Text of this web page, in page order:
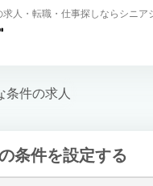
人・転職・仕事探しならシニア
条件の求人
条件を設定する